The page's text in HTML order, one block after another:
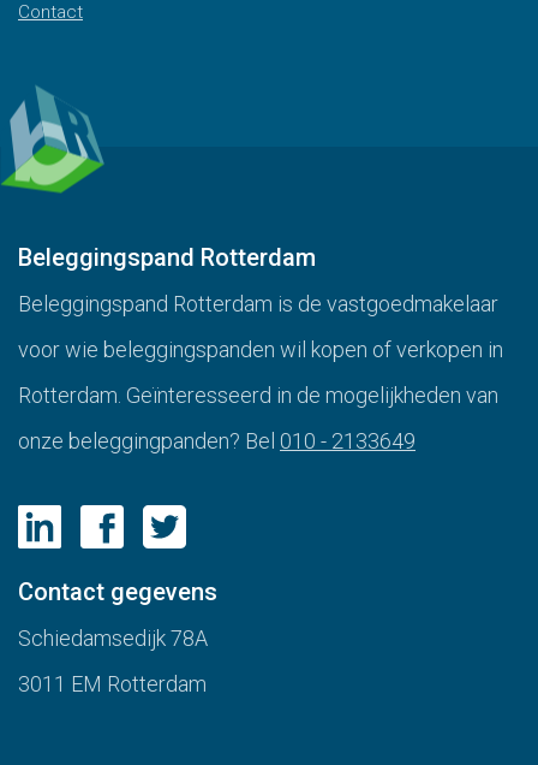
Contact
Beleggingspand Rotterdam
Beleggingspand Rotterdam is de vastgoedmakelaar
voor wie beleggingspanden wil kopen of verkopen in
Rotterdam. Geïnteresseerd in de mogelijkheden van
onze beleggingpanden? Bel 010 - 2133649
Contact gegevens
Schiedamsedijk 78A
3011 EM Rotterdam